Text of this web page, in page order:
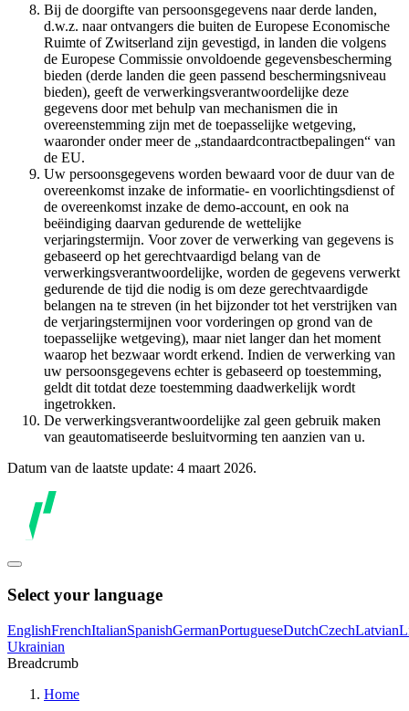
Bij de doorgifte van persoonsgegevens naar derde landen,
d.w.z. naar ontvangers die buiten de Europese Economische
Ruimte of Zwitserland zijn gevestigd, in landen die volgens
de Europese Commissie onvoldoende gegevensbescherming
bieden (derde landen die geen passend beschermingsniveau
bieden), geeft de verwerkingsverantwoordelijke deze
gegevens door met behulp van mechanismen die in
overeenstemming zijn met de toepasselijke wetgeving,
waaronder onder meer de „standaardcontractbepalingen“ van
de EU.
Uw persoonsgegevens worden bewaard voor de duur van de
overeenkomst inzake de informatie- en voorlichtingsdienst of
de overeenkomst inzake de demo-account, en ook na
beëindiging daarvan gedurende de wettelijke
verjaringstermijn. Voor zover de verwerking van gegevens is
gebaseerd op het gerechtvaardigd belang van de
verwerkingsverantwoordelijke, worden de gegevens verwerkt
gedurende de tijd die nodig is om deze gerechtvaardigde
belangen na te streven (in het bijzonder tot het verstrijken van
de verjaringstermijnen voor vorderingen op grond van de
toepasselijke wetgeving), maar niet langer dan het moment
waarop het bezwaar wordt erkend. Indien de verwerking van
uw persoonsgegevens echter is gebaseerd op toestemming,
geldt dit totdat deze toestemming daadwerkelijk wordt
ingetrokken.
De verwerkingsverantwoordelijke zal geen gebruik maken
van geautomatiseerde besluitvorming ten aanzien van u.
Datum van de laatste update: 4 maart 2026.
Select your language
EnglishFrenchItalianSpanishGermanPortugueseDutchCzechLatvian
Ukrainian
Breadcrumb
Home